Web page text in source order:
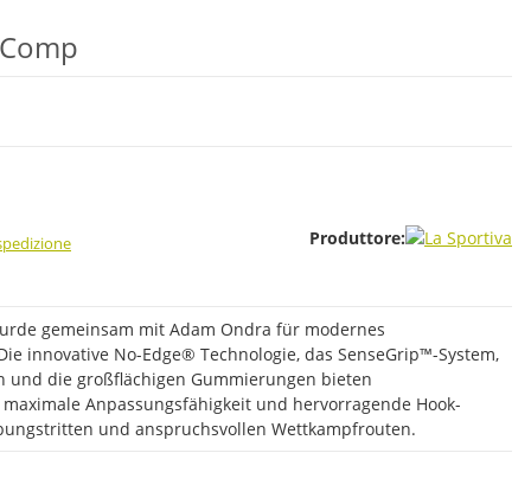
Produttore:
gemeinsam mit Adam Ondra für modernes
innovative No-Edge® Technologie, das SenseGrip™-System,
und die großflächigen Gummierungen bieten
Anpassungsfähigkeit und hervorragende Hook-
und anspruchsvollen Wettkampfrouten.